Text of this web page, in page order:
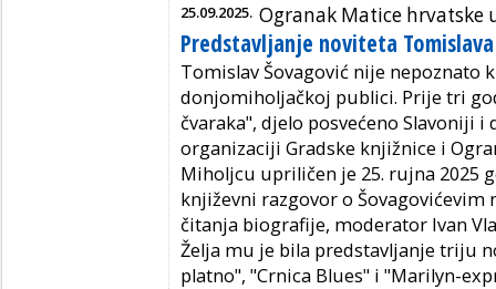
25.09.2025. Ogranak Matice hrvatske
Predstavljanje noviteta
Tomislav Šovagović nije nepoznato
donjomiholjačkoj publici. Prije tri
čvaraka", djelo posvećeno Slavoniji
organizaciji Gradske knjižnice i
Miholjcu upriličen je 25. rujna 2025
književni razgovor o
čitanja biografije, moderator Ivan
Želja mu je bila predstavljanje triju
platno", "Crnica Blues" i "Marilyn-